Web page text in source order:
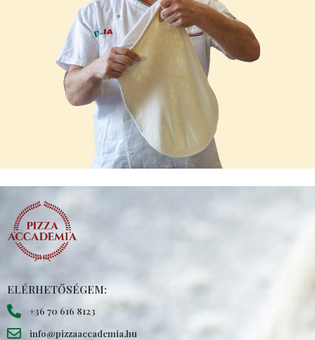
ELÉRHETŐSÉGEM:
+36 70 616 8123
info@pizzaaccademia.hu